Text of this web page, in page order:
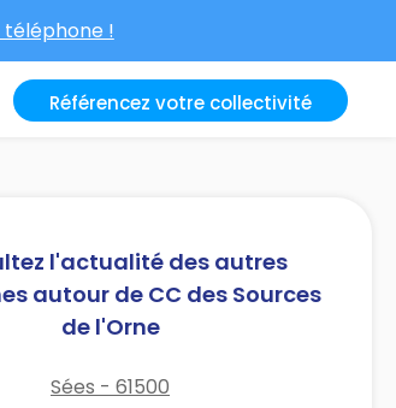
téléphone !
Référencez votre collectivité
l'actualité des autres
autour de CC des Sources
de l'Orne
Sées - 61500